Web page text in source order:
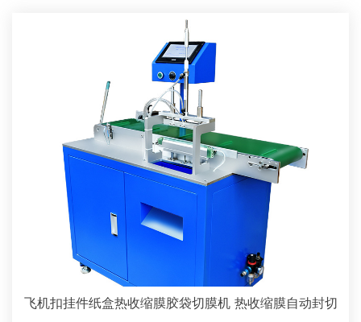
飞机扣挂件纸盒热收缩膜胶袋切膜机 热收缩膜自动封切